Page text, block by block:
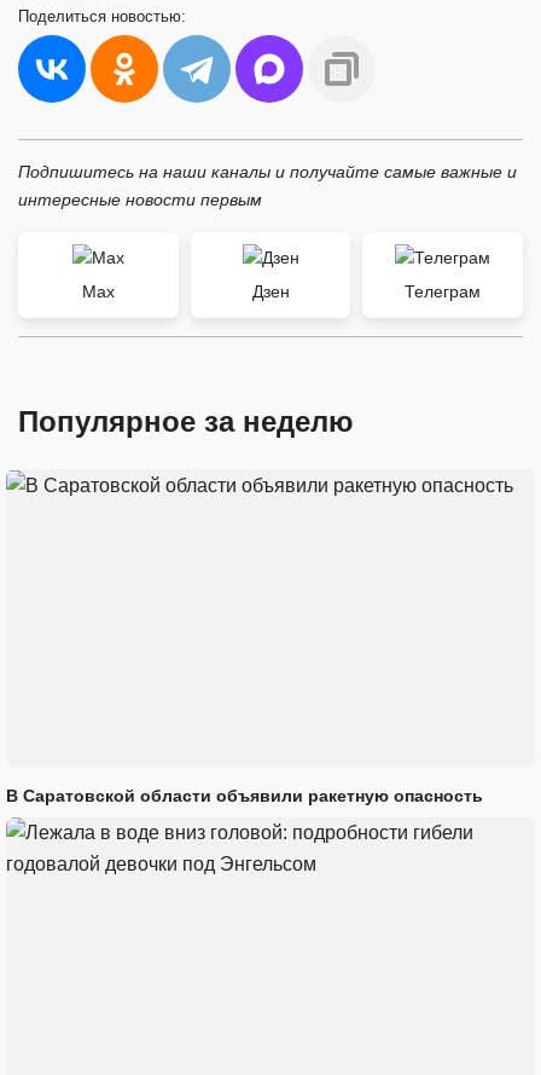
Поделиться новостью:
Подпишитесь на наши каналы и получайте самые важные и
интересные новости первым
Max Дзен Телеграм
Популярное за неделю
В Саратовской области объявили ракетную опасность